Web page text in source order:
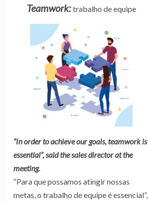
Teamwork:trabalho de equipe
“In order to achieve our goals, teamwork is
essential”, said the sales director at the
meeting.
“Para que possamos atingir nossas
metas, o trabalho de equipe é essencial”,